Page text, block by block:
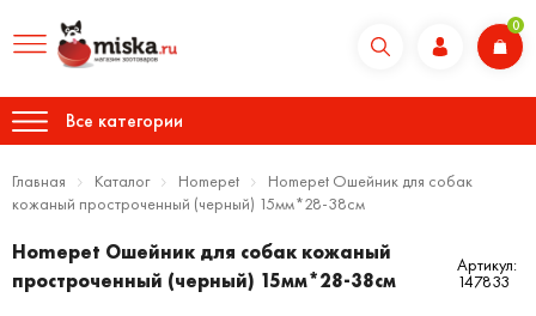
0
Все категории
Главная Каталог Homepet
Homepet Ошейник для собак
кожаный простроченный (черный) 15мм*28-38см
Homepet Ошейник для собак кожаный
простроченный (черный) 15мм*28-38см
Артикул:
147833